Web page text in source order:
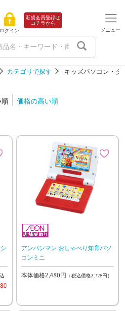
ログイン
新規会員登録は
コチラから
メニュー
カテゴリで探す キッズパソコン・タ
価格の高い順
アンパンマン おしゃべり知育パソ
コンミニ
本体価格2,480円 （税込価格2,728円）